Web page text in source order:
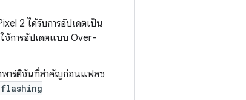
2 ได้รับการอัปเดตเป็น
ช้การอัปเดตแบบ Over-
พาร์ติชันที่สำคัญก่อนแฟลช